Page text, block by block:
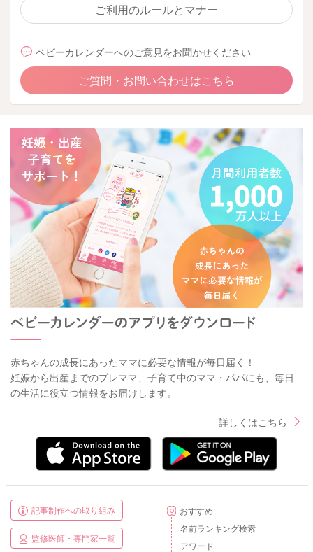
ご利用のルールとマナー
ベビーカレンダーへのご意見をお聞かせください
ご質問・お問い合わせはこちら
赤ちゃんの成長にあったママに必要な情報が毎日届く！
妊娠から出産までのプレママ、子育て中のママ・パパにも、毎日
の生活に役立つ情報をお届けします。
詳しくはこちら
記事制作への取り組み
監修医師・専門家一覧
おすすめ
名前ランキング検索
アワード